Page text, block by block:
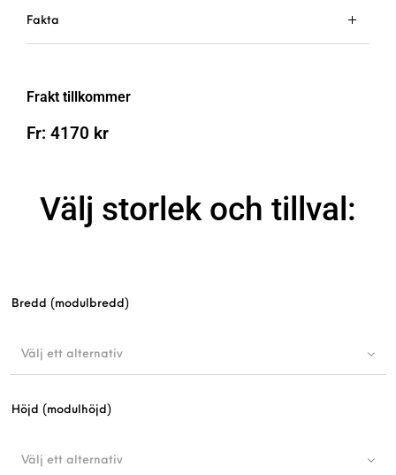
Fakta
Frakt tillkommer
Fr: 4170 kr
Välj storlek och tillval:
Bredd (modulbredd)
Välj ett alternativ
Höjd (modulhöjd)
Välj ett alternativ